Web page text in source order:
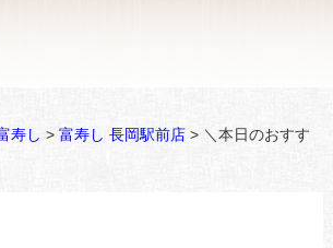
寿し > 富寿し 長岡駅前店> ＼本日のおすす